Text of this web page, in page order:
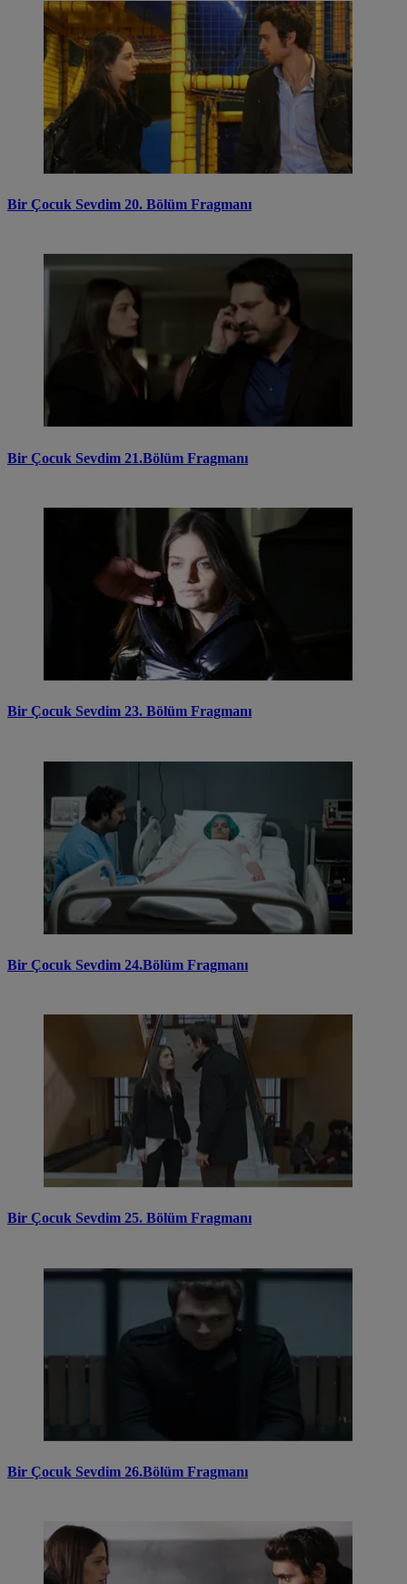
Bir Çocuk Sevdim 20. Bölüm Fragmanı
Bir Çocuk Sevdim 21.Bölüm Fragmanı
Bir Çocuk Sevdim 23. Bölüm Fragmanı
Bir Çocuk Sevdim 24.Bölüm Fragmanı
Bir Çocuk Sevdim 25. Bölüm Fragmanı
Bir Çocuk Sevdim 26.Bölüm Fragmanı